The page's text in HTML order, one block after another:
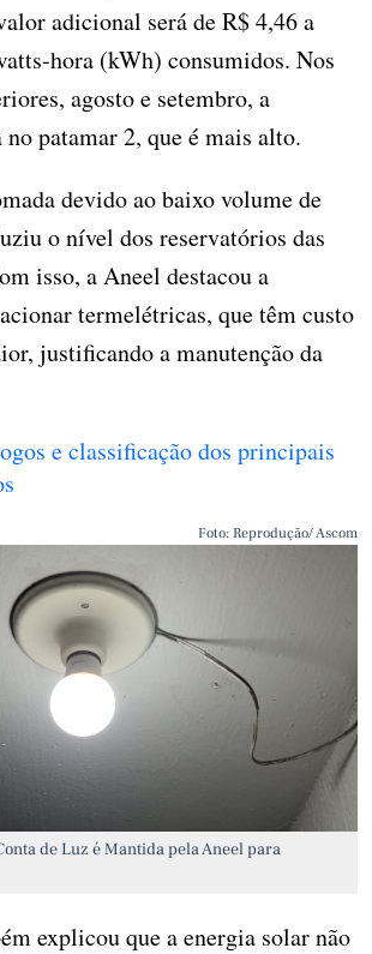
adicional será de R$ 4,46 a
hora (kWh) consumidos. Nos
agosto e setembro, a
no patamar 2, que é mais alto.
devido ao baixo volume de
o nível dos reservatórios das
isso, a Aneel destacou a
termelétricas, que têm custo
justificando a manutenção da
e classificação dos principais
Foto: Reprodução/ Ascom
de Luz é Mantida pela Aneel para
explicou que a energia solar não